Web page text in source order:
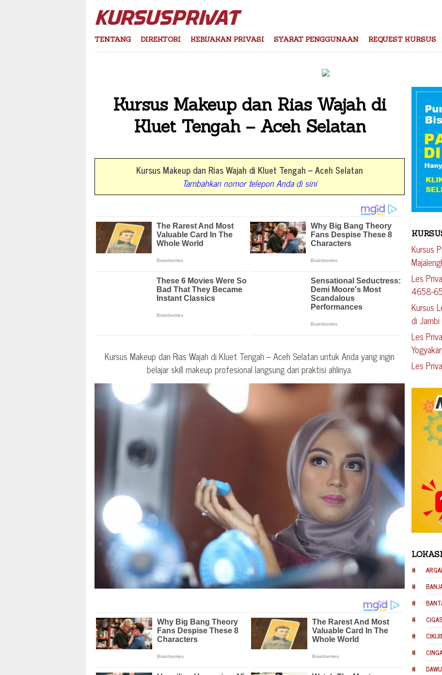
Skip
content
TENTANG DIREKTORI KEBIJAKAN PRIVASI SYARAT PENGGUNAAN REQUEST KURSUS
Kursus Makeup dan Rias Wajah di
Kluet Tengah – Aceh Selatan
Kursus Makeup dan Rias Wajah di Kluet Tengah – Aceh Selatan
Tambahkan nomor telepon Anda di sini
Kursus Makeup dan Rias Wajah di Kluet Tengah – Aceh Selatan untuk Anda yang ingin
belajar skill makeup profesional langsung dari praktisi ahlinya.
Kursus
Les
4658-
Kursus
di Jambi
Les
Les